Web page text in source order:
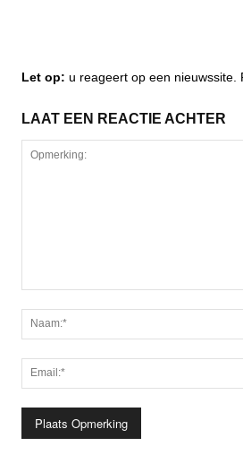
Let op: u reageert op een nieuwssite.
LAAT EEN REACTIE ACHTER